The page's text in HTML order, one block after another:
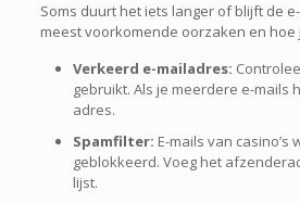
Soms duurt het iets langer of blijft de
meest voorkomende oorzaken en hoe
Verkeerd e-mailadres:
gebruikt. Als je meerdere e-mails
adres.
Spamfilter: E-mails van casino’s
geblokkeerd. Voeg het
lijst.